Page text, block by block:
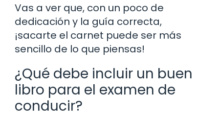
Vas a ver que, con un poco de
dedicación y la guía correcta,
¡sacarte el carnet puede ser más
sencillo de lo que piensas!
¿Qué debe incluir un buen
libro para el examen de
conducir?